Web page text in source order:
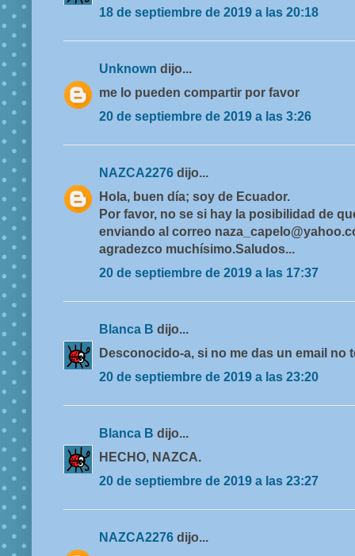
18 de septiembre de 2019 a las 20:18
Unknown dijo...
me lo pueden compartir por favor
20 de septiembre de 2019 a las 3:26
NAZCA2276 dijo...
Hola, buen día; soy de Ecuador.
Por favor, no se si hay la posibilidad de
enviando al correo
agradezco muchísimo.Saludos...
20 de septiembre de 2019 a las 17:37
Blanca B dijo...
Desconocido-a, si no me das un email no
20 de septiembre de 2019 a las 23:20
Blanca B dijo...
HECHO, NAZCA.
20 de septiembre de 2019 a las 23:27
NAZCA2276 dijo...